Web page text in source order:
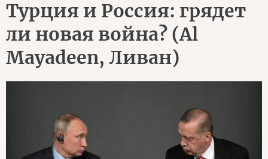
Турция и Россия: грядет
ли новая война? (Al
Mayadeen, Ливан)